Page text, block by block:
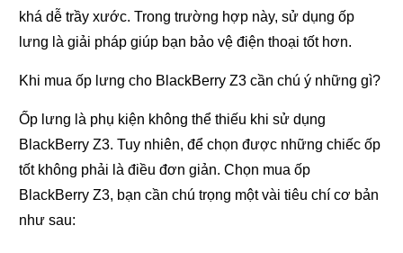
khá dễ trầy xước. Trong trường hợp này, sử dụng ốp
lưng là giải pháp giúp bạn bảo vệ điện thoại tốt hơn.
Khi mua ốp lưng cho BlackBerry Z3 cần chú ý những gì?
Ốp lưng là phụ kiện không thể thiếu khi sử dụng
BlackBerry Z3. Tuy nhiên, để chọn được những chiếc ốp
tốt không phải là điều đơn giản. Chọn mua ốp
BlackBerry Z3, bạn cần chú trọng một vài tiêu chí cơ bản
như sau: